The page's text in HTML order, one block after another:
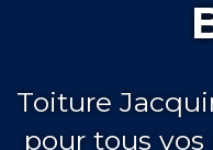
Toiture
pour tous